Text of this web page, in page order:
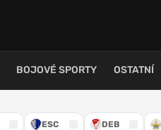
BOJOVÉ SPORTY OSTATNÍ
ESC
DEB